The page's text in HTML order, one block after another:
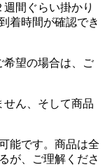
間ぐらい掛かり
着時間が確認でき
希望の場合は、ご
ん、そして商品
能です。商品は全
が、ご理解くださ